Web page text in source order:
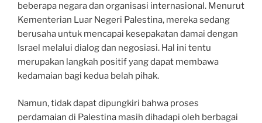
beberapa negara dan organisasi internasional. Menurut
Kementerian Luar Negeri Palestina, mereka sedang
berusaha untuk mencapai kesepakatan damai dengan
Israel melalui dialog dan negosiasi. Hal ini tentu
merupakan langkah positif yang dapat membawa
kedamaian bagi kedua belah pihak.
Namun, tidak dapat dipungkiri bahwa proses
perdamaian di Palestina masih dihadapi oleh berbagai